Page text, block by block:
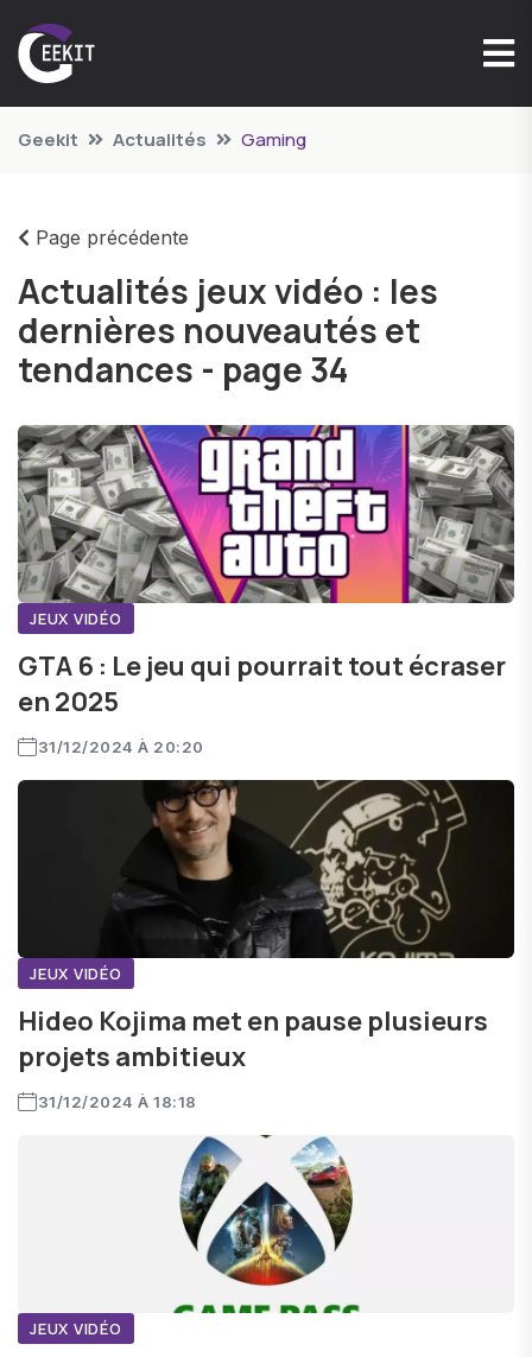
Geekit Actualités Gaming
Page précédente
Actualités jeux vidéo : les
dernières nouveautés et
tendances - page 34
JEUX VIDÉO
GTA 6 : Le jeu qui pourrait tout écraser
en 2025
31/12/2024 À 20:20
JEUX VIDÉO
Hideo Kojima met en pause plusieurs
projets ambitieux
31/12/2024 À 18:18
JEUX VIDÉO